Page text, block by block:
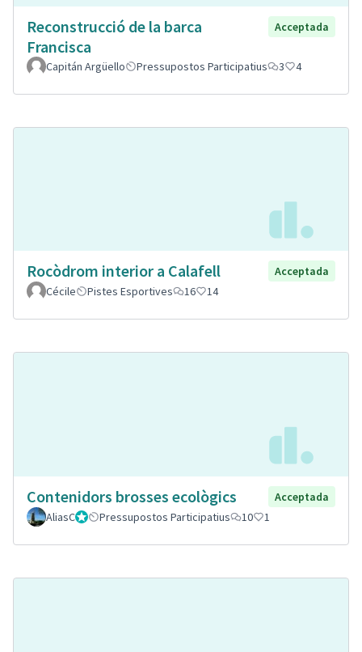
Reconstrucció de la barca
Francisca
Acceptada
Capitán Argüello Pressupostos Participatius 3 4
Rocòdrom interior a Calafell
Acceptada
Cécile
Pistes Esportives 16 14
Contenidors brosses ecològics
Acceptada
AliasCGestorPressupostos Participatius 10 1